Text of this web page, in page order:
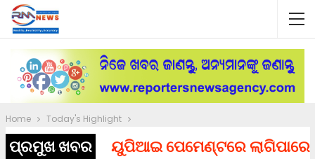
Home Today's Highlight
ପ୍ରମୁଖ ଖବରୟୁପିଆଇ ପେମେଣ୍ଟରେ ଲାଗିପାରେ